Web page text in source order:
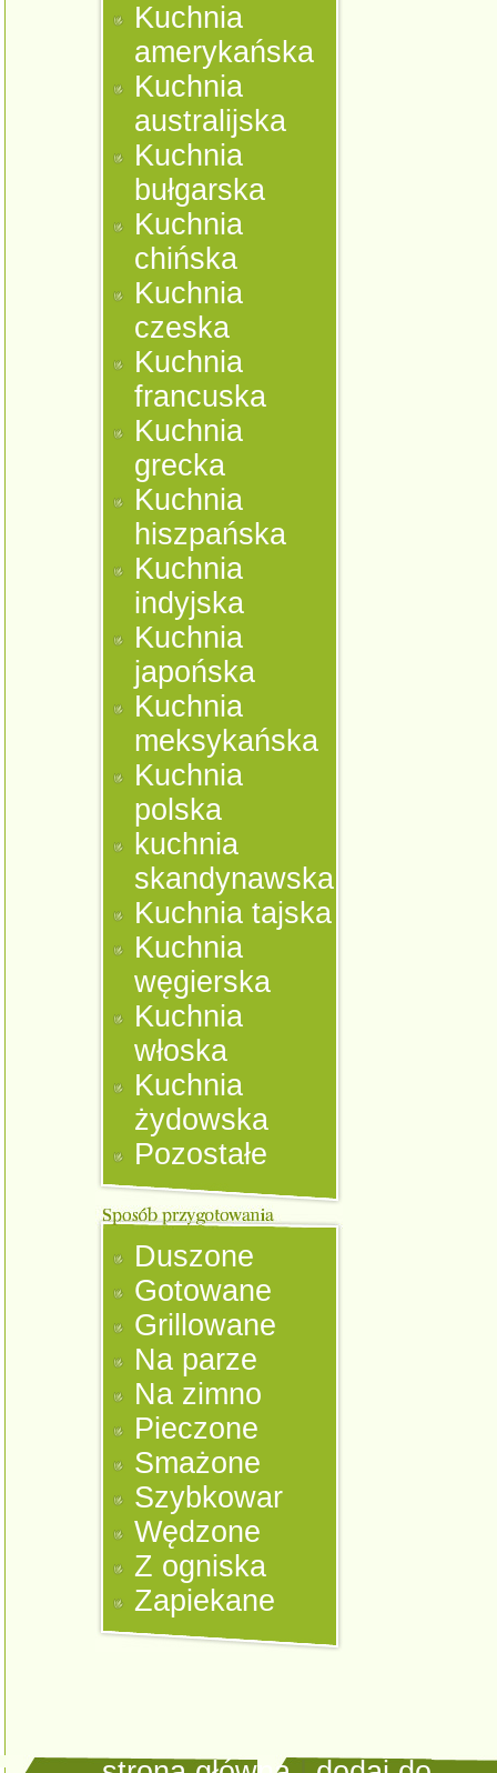
Kuchnia
amerykańska
Kuchnia
australijska
Kuchnia
bułgarska
Kuchnia
chińska
Kuchnia
czeska
Kuchnia
francuska
Kuchnia
grecka
Kuchnia
hiszpańska
Kuchnia
indyjska
Kuchnia
japońska
Kuchnia
meksykańska
Kuchnia
polska
kuchnia
skandynawska
Kuchnia tajska
Kuchnia
węgierska
Kuchnia
włoska
Kuchnia
żydowska
Pozostałe
Duszone
Gotowane
Grillowane
Na parze
Na zimno
Pieczone
Smażone
Szybkowar
Wędzone
Z ogniska
Zapiekane